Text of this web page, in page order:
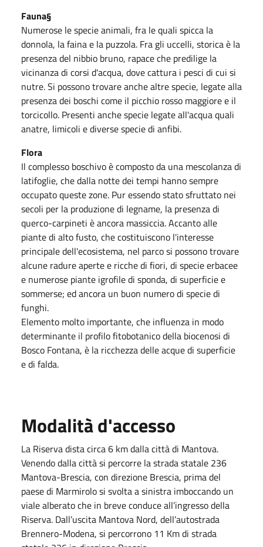
Fauna§
Numerose le specie animali, fra le quali spicca la
donnola, la faina e la puzzola. Fra gli uccelli, storica è la
presenza del nibbio bruno, rapace che predilige la
vicinanza di corsi d'acqua, dove cattura i pesci di cui si
nutre. Si possono trovare anche altre specie, legate alla
presenza dei boschi come il picchio rosso maggiore e il
torcicollo. Presenti anche specie legate all'acqua quali
anatre, limicoli e diverse specie di anfibi.
Flora
Il complesso boschivo è composto da una mescolanza di
latifoglie, che dalla notte dei tempi hanno sempre
occupato queste zone. Pur essendo stato sfruttato nei
secoli per la produzione di legname, la presenza di
querco-carpineti è ancora massiccia. Accanto alle
piante di alto fusto, che costituiscono l'interesse
principale dell'ecosistema, nel parco si possono trovare
alcune radure aperte e ricche di fiori, di specie erbacee
e numerose piante igrofile di sponda, di superficie e
sommerse; ed ancora un buon numero di specie di
funghi.
Elemento molto importante, che influenza in modo
determinante il profilo fitobotanico della biocenosi di
Bosco Fontana, è la ricchezza delle acque di superficie
e di falda.
Modalità d'accesso
La Riserva dista circa 6 km dalla città di Mantova.
Venendo dalla città si percorre la strada statale 236
Mantova-Brescia, con direzione Brescia, prima del
paese di Marmirolo si svolta a sinistra imboccando un
viale alberato che in breve conduce all’ingresso della
Riserva. Dall’uscita Mantova Nord, dell’autostrada
Brennero-Modena, si percorrono 11 Km di strada